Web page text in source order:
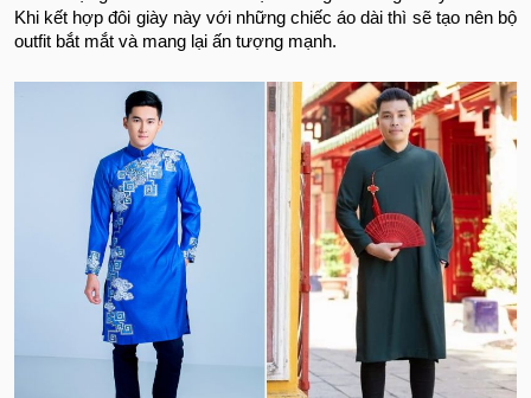
Khi kết hợp đôi giày này với những chiếc áo dài thì sẽ tạo nên bộ
outfit bắt mắt và mang lại ấn tượng mạnh.